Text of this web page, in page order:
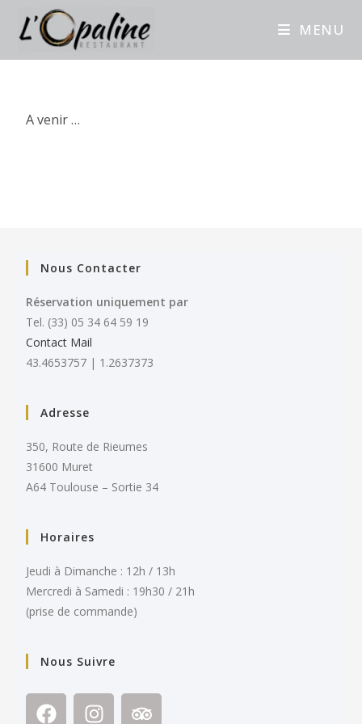
MENU
A venir …
Nous Contacter
Réservation uniquement par
Tel. (33) 05 34 64 59 19
Contact Mail
43.4653757 | 1.2637373
Adresse
350, Route de Rieumes
31600 Muret
A64 Toulouse – Sortie 34
Horaires
Jeudi à Dimanche : 12h / 13h
Mercredi à Samedi : 19h30 / 21h
(prise de commande)
Nous Suivre